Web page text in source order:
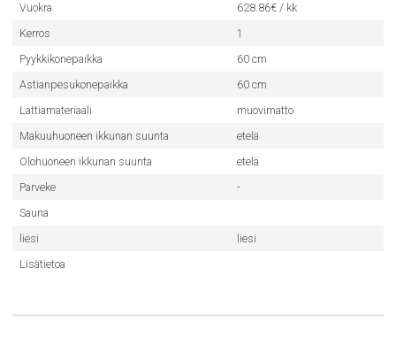
Vuokra
628.86€ / kk
Kerros
1
Pyykkikonepaikka
60 cm
Astianpesukonepaikka
60 cm
Lattiamateriaali
muovimatto
Makuuhuoneen ikkunan suunta
etelä
Olohuoneen ikkunan suunta
etelä
Parveke
-
Sauna
liesi
liesi
Lisätietoa